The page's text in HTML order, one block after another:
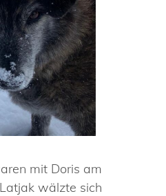
mit Doris am
wälzte sich